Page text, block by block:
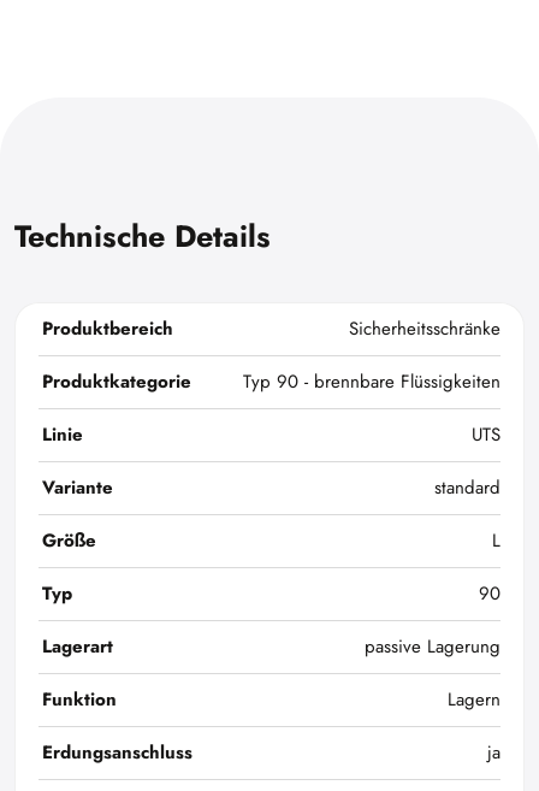
Technische Details
Produktbereich
Sicherheitsschränke
Produktkategorie
Typ 90 - brennbare Flüssigkeiten
Linie
UTS
Variante
standard
Größe
L
Typ
90
Lagerart
passive Lagerung
Funktion
Lagern
Erdungsanschluss
ja